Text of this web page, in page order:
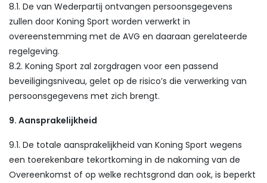
8.1. De van Wederpartij ontvangen persoonsgegevens
zullen door Koning Sport worden verwerkt in
overeenstemming met de AVG en daaraan gerelateerde
regelgeving.
8.2. Koning Sport zal zorgdragen voor een passend
beveiligingsniveau, gelet op de risico’s die verwerking van
persoonsgegevens met zich brengt.
9. Aansprakelijkheid
9.1. De totale aansprakelijkheid van Koning Sport wegens
een toerekenbare tekortkoming in de nakoming van de
Overeenkomst of op welke rechtsgrond dan ook, is beperkt